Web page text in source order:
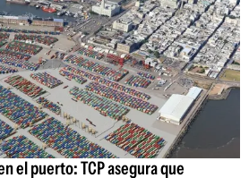
el puerto: TCP asegura que